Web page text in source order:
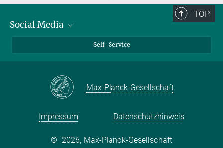
TOP
Social Media
Facebook
Self-Service
Max-Planck-Gesellschaft
Impressum Datenschutzhinweis
© 2026, Max-Planck-Gesellschaft